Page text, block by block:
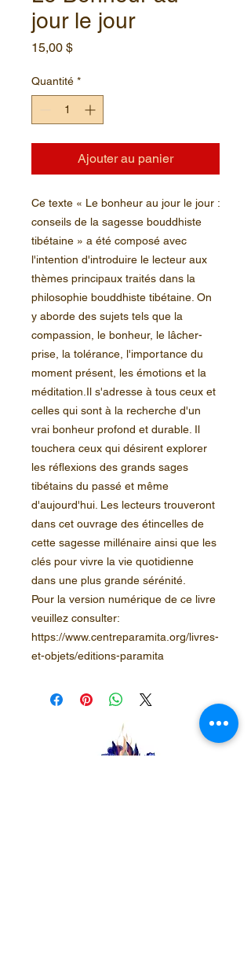
jour le jour
15,00 $Prix
Quantité *
Ajouter au panier
Ce texte « Le bonheur au jour le jour :
conseils de la sagesse bouddhiste
tibétaine » a été composé avec
l'intention d'introduire le lecteur aux
thèmes principaux traités dans la
philosophie bouddhiste tibétaine. On
y aborde des sujets tels que la
compassion, le bonheur, le lâcher-
prise, la tolérance, l'importance du
moment présent, les émotions et la
méditation.Il s'adresse à tous ceux et
celles qui sont à la recherche d'un
vrai bonheur profond et durable. Il
touchera ceux qui désirent explorer
les réflexions des grands sages
tibétains du passé et même
d'aujourd'hui. Les lecteurs trouveront
dans cet ouvrage des étincelles de
cette sagesse millénaire ainsi que les
clés pour vivre la vie quotidienne
dans une plus grande sérénité.
Pour la version numérique de ce livre
veuillez consulter:
https://www.centreparamita.org/livres-
et-objets/editions-paramita